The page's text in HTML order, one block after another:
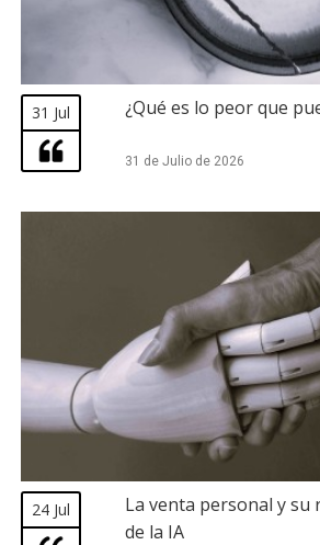
31 Jul ¿Qué es lo peor que
31 de Julio de 2026
24 Jul
La venta personal y su
de la IA